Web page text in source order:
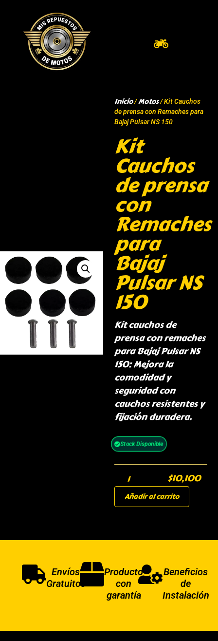
Inicio/Motos/ Kit Cauchos
de prensa con Remaches para
Bajaj Pulsar NS 150
Kit
Cauchos
de prensa
con
Remaches
para
Bajaj
Pulsar NS
150
Kit cauchos de
prensa con remaches
para Bajaj Pulsar NS
150: Mejora la
comodidad y
seguridad con
cauchos resistentes y
fijación duradera.
Stock Disponible
$10,100
Añadir al carrito
Envíos
Gratuitos
Producto
con
garantía
Beneficios
de
Instalación